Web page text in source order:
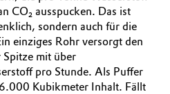
CO₂ ausspucken. Das ist
sondern auch für die
einziges Rohr versorgt den
Spitze mit über
pro Stunde. Als Puffer
Kubikmeter Inhalt. Fällt